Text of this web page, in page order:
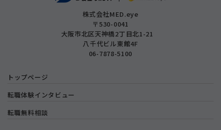
株式会社MED.eye
〒530-0041
大阪市北区天神橋2丁目北1-21
八千代ビル東館4F
06-7878-5100
トップページ
転職体験インタビュー
転職無料相談